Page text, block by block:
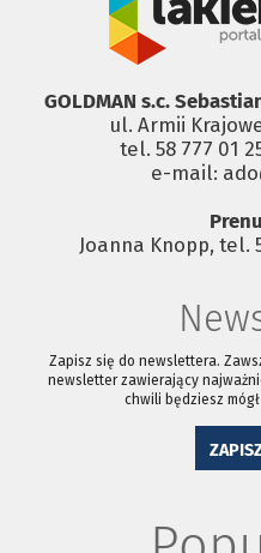
GOLDMAN s.c.
ul. Armii
tel. 58 777 01
e-mail:
Joanna Knopp, tel.
Zapisz się do newslettera.
newsletter zawierający
chwili będziesz